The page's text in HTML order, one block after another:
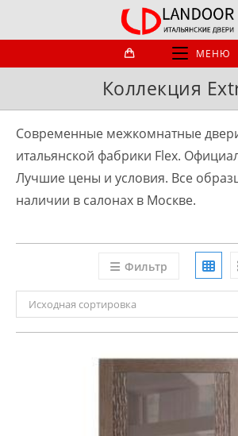
МЕНЮ
Коллекция
Современные межкомнатные
итальянской фабрики Flex.
Лучшие цены и условия. Все
наличии в салонах в Москве.
Фильтр
Исходная сортировка